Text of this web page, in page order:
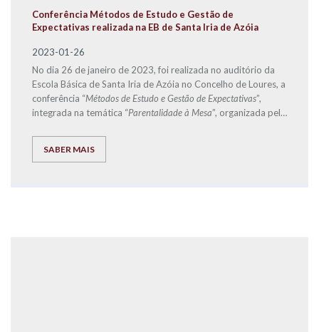
Conferência Métodos de Estudo e Gestão de
Expectativas realizada na EB de Santa Iria de Azóia
2023-01-26
No dia 26 de janeiro de 2023, foi realizada no auditório da
Escola Básica de Santa Iria de Azóia no Concelho de Loures, a
conferência “Métodos de Estudo e Gestão de Expectativas”,
integrada na temática “Parentalidade à Mesa”, organizada pela
EXPLICOLÂNDIA
SABER MAIS